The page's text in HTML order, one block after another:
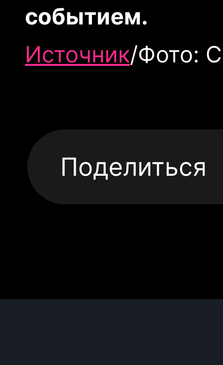
событием.
Источник/Фото:
Поделиться